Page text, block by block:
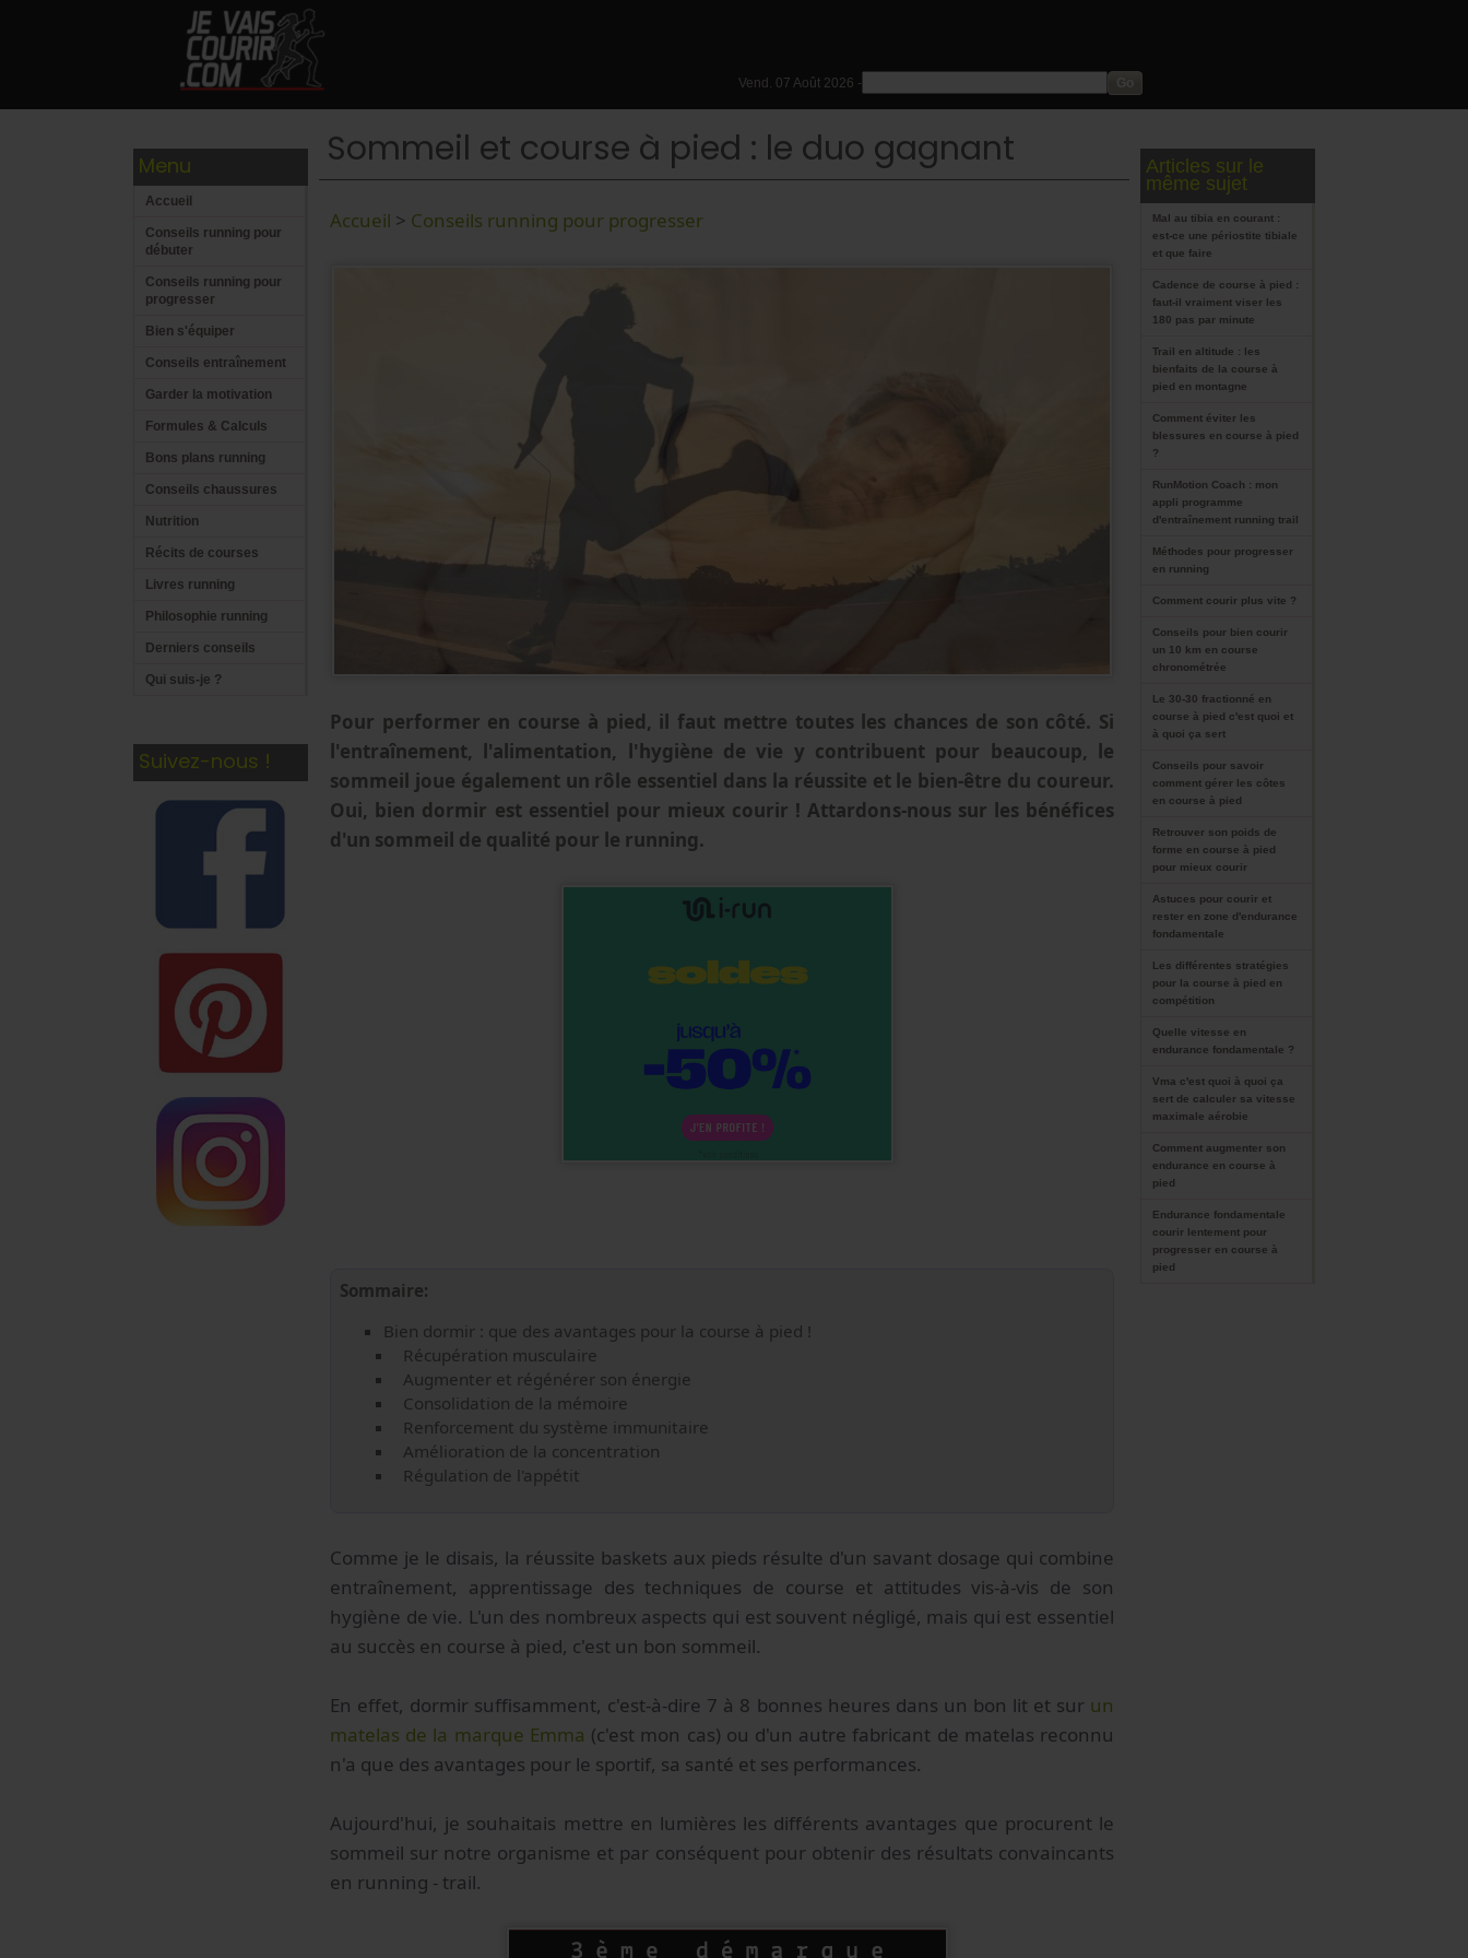
Vend. 07 Août 2026 -
Menu
Accueil
Conseils running pour
débuter
Conseils running pour
progresser
Bien s'équiper
Conseils entraînement
Garder la motivation
Formules & Calculs
Bons plans running
Conseils chaussures
Nutrition
Récits de courses
Livres running
Philosophie running
Derniers conseils
Qui suis-je ?
Suivez-nous !
Sommeil et course à pied : le duo gagnant
Accueil > Conseils running pour progresser
Pour performer en course à pied, il faut mettre toutes les chances de son côté. Si
l'entraînement, l'alimentation, l'hygiène de vie y contribuent pour beaucoup, le
sommeil joue également un rôle essentiel dans la réussite et le bien-être du coureur.
Oui, bien dormir est essentiel pour mieux courir ! Attardons-nous sur les bénéfices
d'un sommeil de qualité pour le running.
Sommaire:
Bien dormir : que des avantages pour la course à pied !
Récupération musculaire
Augmenter et régénérer son énergie
Consolidation de la mémoire
Renforcement du système immunitaire
Amélioration de la concentration
Régulation de l'appétit
Comme je le disais, la réussite baskets aux pieds résulte d'un savant dosage qui combine
entraînement, apprentissage des techniques de course et attitudes vis-à-vis de son
hygiène de vie. L'un des nombreux aspects qui est souvent négligé, mais qui est essentiel
au succès en course à pied, c'est un bon sommeil.
En effet, dormir suffisamment, c'est-à-dire 7 à 8 bonnes heures dans un bon lit et sur un
matelas de la marque Emma (c'est mon cas) ou d'un autre fabricant de matelas reconnu
n'a que des avantages pour le sportif, sa santé et ses performances.
Aujourd'hui, je souhaitais mettre en lumières les différents avantages que procurent le
sommeil sur notre organisme et par conséquent pour obtenir des résultats convaincants
en running - trail.
Articles sur le
même sujet
Mal au tibia en courant :
est-ce une périostite tibiale
et que faire
Cadence de course à pied :
faut-il vraiment viser les
180 pas par minute
Trail en altitude : les
bienfaits de la course à
pied en montagne
Comment éviter les
blessures en course à pied
?
RunMotion Coach : mon
appli programme
d'entraînement running trail
Méthodes pour progresser
en running
Comment courir plus vite ?
Conseils pour bien courir
un 10 km en course
chronométrée
Le 30-30 fractionné en
course à pied c'est quoi et
à quoi ça sert
Conseils pour savoir
comment gérer les côtes
en course à pied
Retrouver son poids de
forme en course à pied
pour mieux courir
Astuces pour courir et
rester en zone d'endurance
fondamentale
Les différentes stratégies
pour la course à pied en
compétition
Quelle vitesse en
endurance fondamentale ?
Vma c'est quoi à quoi ça
sert de calculer sa vitesse
maximale aérobie
Comment augmenter son
endurance en course à
pied
Endurance fondamentale
courir lentement pour
progresser en course à
pied